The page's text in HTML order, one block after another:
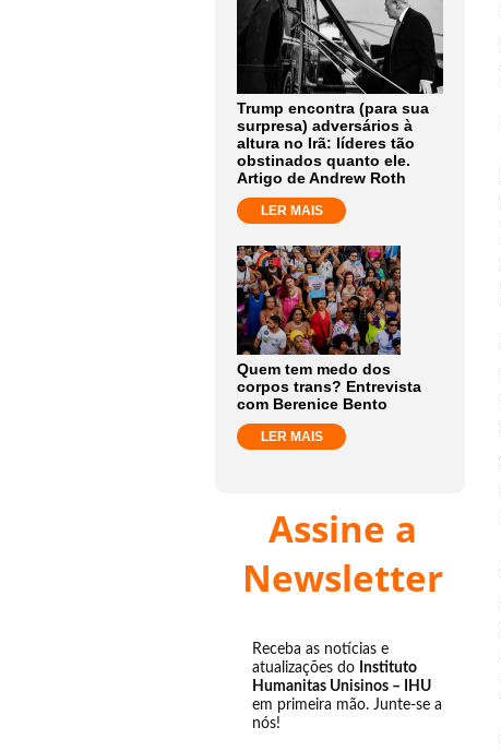
Trump encontra (para sua
surpresa) adversários à
altura no Irã: líderes tão
obstinados quanto ele.
Artigo de Andrew Roth
LER MAIS
Quem tem medo dos
corpos trans? Entrevista
com Berenice Bento
LER MAIS
Assine a
Newsletter
Receba as notícias e
atualizações do Instituto
Humanitas Unisinos – IHU
em primeira mão. Junte-se a
nós!